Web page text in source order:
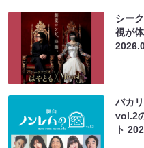
シー
視が
バカ
vol.2
ト